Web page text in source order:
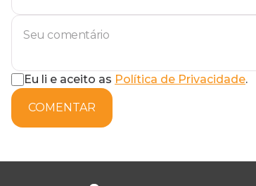
Eu li e aceito as Política de Privacidade.
COMENTAR